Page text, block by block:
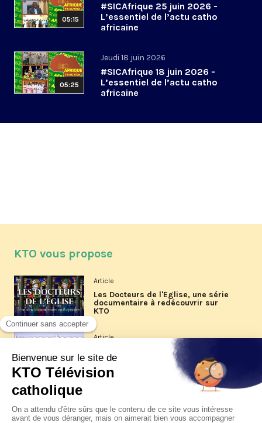
05:15
#SICAfrique 25 juin 2026 -
L’essentiel de l’actu catho
africaine
05:25
Jeudi 18 juin 2026
#SICAfrique 18 juin 2026 -
L’essentiel de l’actu catho
africaine
KTO vous propose
Article
Les Docteurs de l'Église, une série
documentaire à redécouvrir sur
KTO
Article
Les reportages d'été 2026 de KTO
La visite pastorale du pape Léon
XIV à Assise à suivre sur KTO le
jeudi 6 août